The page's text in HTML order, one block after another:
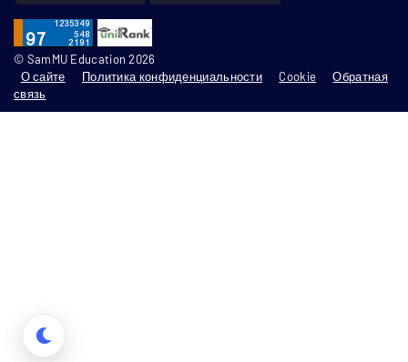
© SamMU Education 2026
О сайте
Политика конфиденциальности Cookie
Обратная
связь